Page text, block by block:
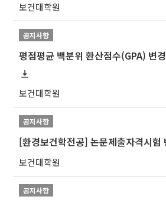
보건대학원
공지사항
평점평균 백분위 환산점수(GPA) 변경
보건대학원
공지사항
[환경보건학전공] 논문제출자격시험
보건대학원
공지사항